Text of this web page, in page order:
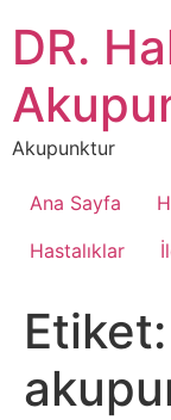
atlaDR.
Akupunktur
Ana Sayfa
Hastalıklar
Etiket: